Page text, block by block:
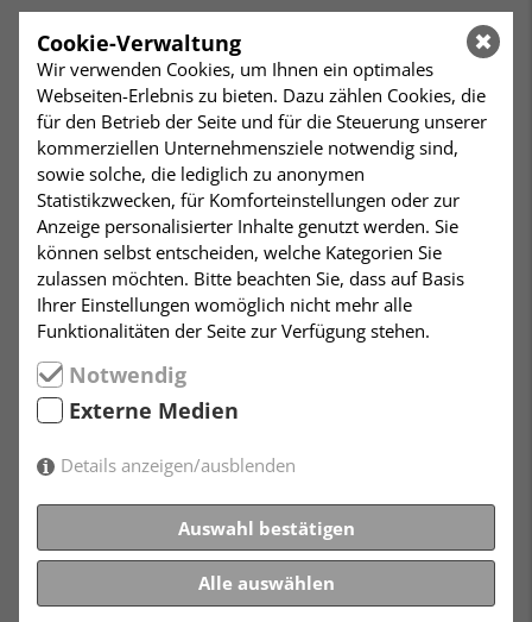
THOMAS MANN. MEIN
SOMMERHAUS
FILMVORFÜHRUNG IM
HUMANISTISCHEN ZENTRUM
STUTTGART
Im Rahmen unseres
Senioren- und
Freundeskreises zeigen wir
heute den sehr
eigenartigen Primitivität und dem großartigen Reiz
des Landes geben. Ich möchte mich hier auf Wilhelm
von Humboldt berufen, der dort war, und speziell von
Nidden so erfüllt war, dass er erklärte, man müsse
Cookie-Verwaltung
Wir verwenden Cookies, um Ihnen ein optimales
Webseiten-Erlebnis zu bieten. Dazu zählen Cookies, die
für den Betrieb der Seite und für die Steuerung unserer
kommerziellen Unternehmensziele notwendig sind,
sowie solche, die lediglich zu anonymen
Statistikzwecken, für Komforteinstellungen oder zur
Anzeige personalisierter Inhalte genutzt werden. Sie
können selbst entscheiden, welche Kategorien Sie
zulassen möchten. Bitte beachten Sie, dass auf Basis
Ihrer Einstellungen womöglich nicht mehr alle
Funktionalitäten der Seite zur Verfügung stehen.
Notwendig
Externe Medien
Details anzeigen/ausblenden
Auswahl bestätigen
Alle auswählen